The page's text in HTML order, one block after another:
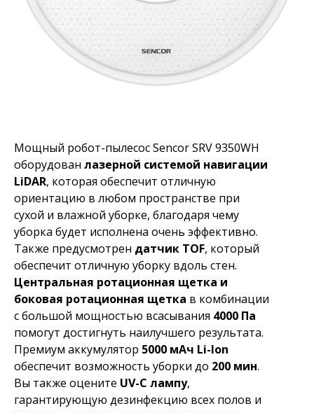
Мощный робот-пылесос Sencor SRV 9350WH
оборудован лазерной системой навигации
LiDAR, которая обеспечит отличную
ориентацию в любом пространстве при
сухой и влажной уборке, благодаря чему
уборка будет исполнена очень эффективно.
Также предусмотрен датчик TOF, который
обеспечит отличную уборку вдоль стен.
Центральная ротационная щетка и
боковая ротационная щетка в комбинации
с большой мощностью всасывания 4000 Па
помогут достигнуть наилучшего результата.
Премиум аккумулятор 5000 мАч Li-lon
обеспечит возможность уборки до 200 мин.
Вы также оцените UV-C лампу,
гарантирующую дезинфекцию всех полов и